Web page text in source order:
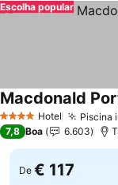
Escolha popular
4 EstrelasHotel Piscina
Macdonald
7,8 Boa 6.603
De € 117